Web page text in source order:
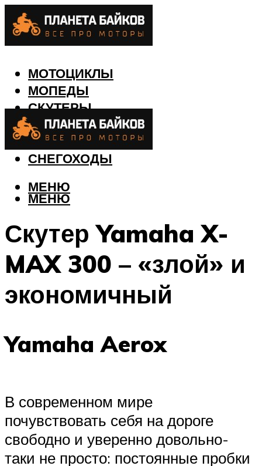
МОТОЦИКЛЫ
МОПЕДЫ
СКУТЕРЫ
КВАДРОЦИКЛЫ
ЛОДКИ
СНЕГОХОДЫ
МЕНЮ
МЕНЮ
Скутер Yamaha X-
MAX 300 – «злой» и
экономичный
Yamaha Aerox
В современном мире
почувствовать себя на дороге
свободно и уверенно довольно-
таки не просто: постоянные пробки